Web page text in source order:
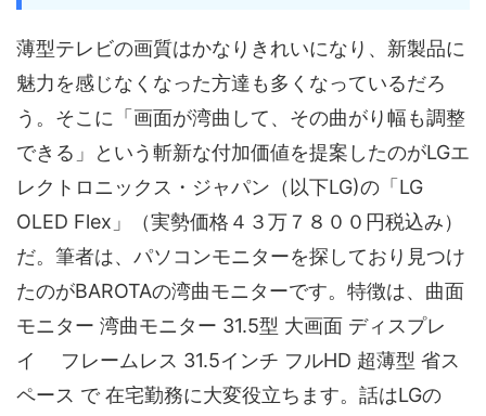
薄型テレビの画質はかなりきれいになり、新製品に
魅力を感じなくなった方達も多くなっているだろ
う。そこに「画面が湾曲して、その曲がり幅も調整
できる」という斬新な付加価値を提案したのがLGエ
レクトロニックス・ジャパン（以下LG)の「LG
OLED Flex」（実勢価格４３万７８００円税込み）
だ。筆者は、パソコンモニターを探しており見つけ
たのがBAROTAの湾曲モニターです。特徴は、曲面
モニター 湾曲モニター 31.5型 大画面 ディスプレ
イ フレームレス 31.5インチ フルHD 超薄型 省ス
ペース で 在宅勤務に大変役立ちます。話はLGの